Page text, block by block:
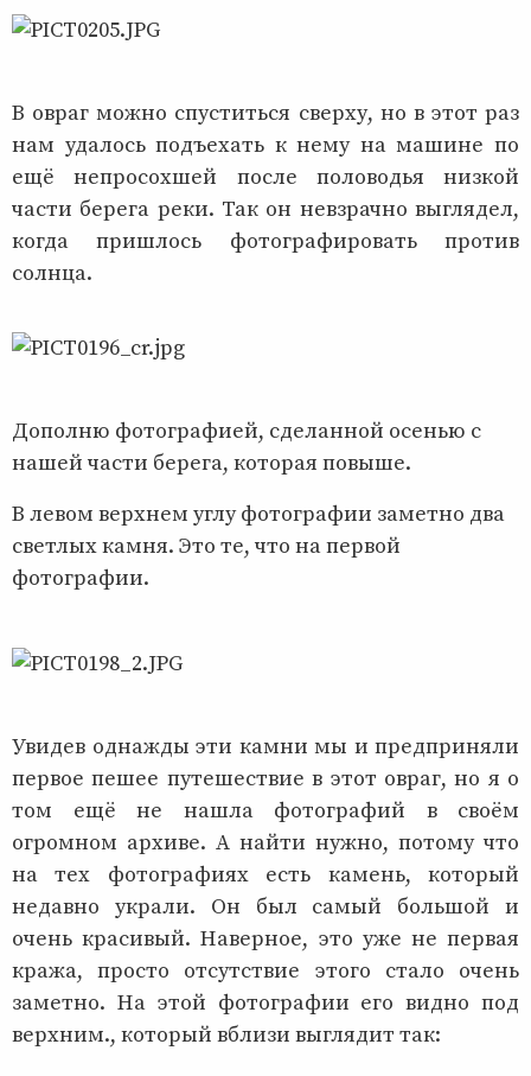
В овраг можно спуститься сверху, но в этот раз
нам удалось подъехать к нему на машине по
ещё непросохшей после половодья низкой
части берега реки. Так он невзрачно выглядел,
когда пришлось фотографировать против
солнца.
Дополню фотографией, сделанной осенью с
нашей части берега, которая повыше.
В левом верхнем углу фотографии заметно два
светлых камня. Это те, что на первой
фотографии.
Увидев однажды эти камни мы и предприняли
первое пешее путешествие в этот овраг, но я о
том ещё не нашла фотографий в своём
огромном архиве. А найти нужно, потому что
на тех фотографиях есть камень, который
недавно украли. Он был самый большой и
очень красивый. Наверное, это уже не первая
кража, просто отсутствие этого стало очень
заметно. На этой фотографии его видно под
верхним., который вблизи выглядит так: